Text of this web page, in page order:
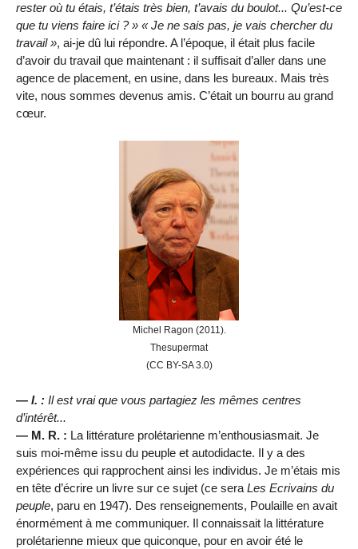
rester où tu étais, t’étais très bien, t’avais du boulot... Qu’est-ce
que tu viens faire ici ?
Je ne sais pas, je vais chercher du
travail
, ai-je dû lui répondre. A l’époque, il était plus facile
d’avoir du travail que maintenant : il suffisait d’aller dans une
agence de placement, en usine, dans les bureaux. Mais très
vite, nous sommes devenus amis. C’était un bourru au grand
cœur.
Michel Ragon (2011).
Thesupermat
(CC BY-SA 3.0)
— I. : Il est vrai que vous partagiez les mêmes centres
d’intérêt...
— M. R. : La littérature prolétarienne m’enthousiasmait. Je
suis moi-même issu du peuple et autodidacte. Il y a des
expériences qui rapprochent ainsi les individus. Je m’étais mis
en tête d’écrire un livre sur ce sujet (ce sera Les Ecrivains du
peuple, paru en 1947). Des renseignements, Poulaille en avait
énormément à me communiquer. Il connaissait la littérature
prolétarienne mieux que quiconque, pour en avoir été le